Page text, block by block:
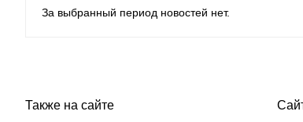
За выбранный период новостей нет.
Также на сайте